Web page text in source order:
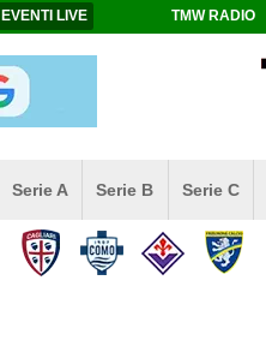
EVENTI LIVE TMW RADIO
Serie A Serie B Serie C